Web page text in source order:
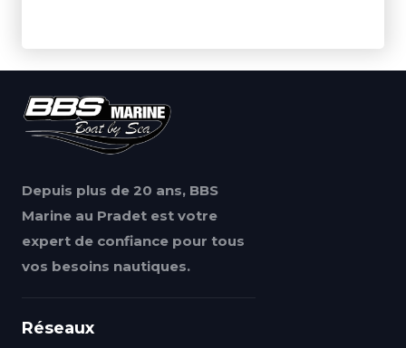
Depuis plus de 20 ans, BBS
Marine au Pradet est votre
expert de confiance pour tous
vos besoins nautiques.
Réseaux